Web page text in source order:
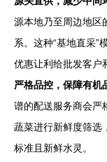
源本地乃至周边地区
系。这种“基地直采”
优惠让利给批发客户
严格品控，保障有机
谱的配送服务商会严
蔬菜进行新鲜度筛选
标准且新鲜水灵。